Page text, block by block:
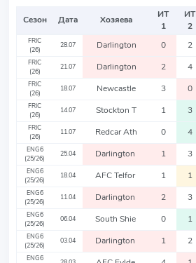
Сезон Дата Хозяева
ИТ
1
ИТ
2
FRIC
(26)
28.07 Darlington 0 2
FRIC
(26)
21.07 Darlington 2 4
FRIC
(26)
18.07 Newcastle 3 0
FRIC
(26)
14.07 Stockton T 1 3
FRIC
(26)
11.07 Redcar Ath 0 4
ENG6
(25/26)
25.04 Darlington 1 3
ENG6
(25/26)
18.04 AFC Telfor 1 1
ENG6
(25/26)
11.04 Darlington 2 3
ENG6
(25/26)
06.04 South Shie 0 1
ENG6
(25/26)
03.04 Darlington 1 2
ENG6